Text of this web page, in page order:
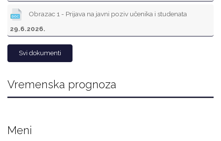
Obrazac 1 - Prijava na javni poziv učenika i studenata
29.6.2026.
Svi dokumenti
Vremenska prognoza
Meni